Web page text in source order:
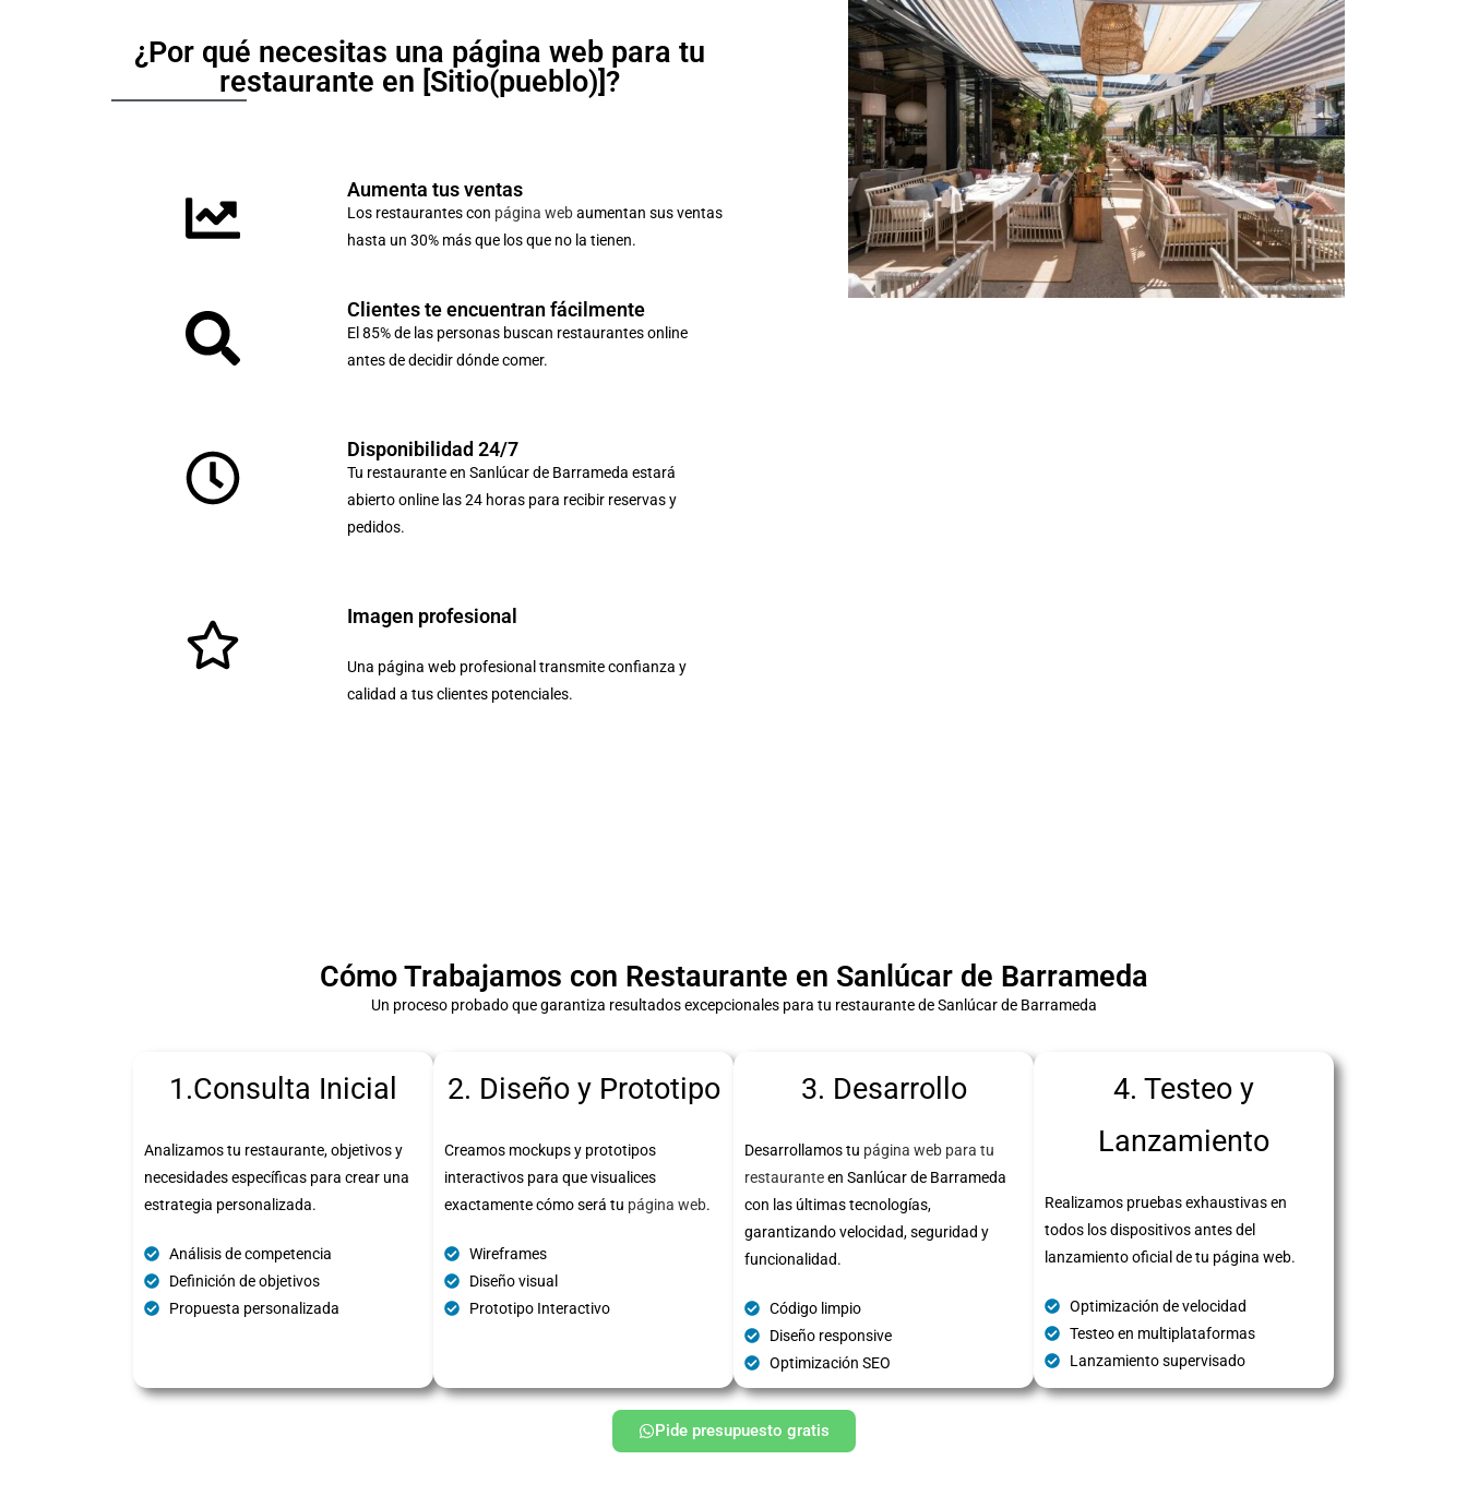
¿Por qué necesitas una página web para tu
restaurante en [Sitio(pueblo)]?
Aumenta tus ventas
Los restaurantes con página webaumentan sus ventas
hasta un 30% más que los que no la tienen.
Clientes te encuentran fácilmente
El 85% de las personas buscan restaurantes online
antes de decidir dónde comer.
Disponibilidad 24/7
Tu restaurante en Sanlúcar de Barrameda estará
abierto online las 24 horas para recibir reservas y
pedidos.
Imagen profesional
Una página web profesional transmite confianza y
calidad a tus clientes potenciales.
Cómo Trabajamos con Restaurante en Sanlúcar de Barrameda
Un proceso probado que garantiza resultados excepcionales para tu restaurante de Sanlúcar de Barrameda
1.Consulta Inicial
Analizamos tu restaurante, objetivos y
necesidades específicas para crear una
estrategia personalizada.
Análisis de competencia
Definición de objetivos
Propuesta personalizada
2. Diseño y Prototipo
Creamos mockups y prototipos
interactivos para que visualices
exactamente cómo será tu página web.
Wireframes
Diseño visual
Prototipo Interactivo
3. Desarrollo
Desarrollamos tu página web para tu
restauranteen Sanlúcar de Barrameda
con las últimas tecnologías,
garantizando velocidad, seguridad y
funcionalidad.
Código limpio
Diseño responsive
Optimización SEO
4. Testeo y
Lanzamiento
Realizamos pruebas exhaustivas en
todos los dispositivos antes del
lanzamiento oficial de tu página web.
Optimización de velocidad
Testeo en multiplataformas
Lanzamiento supervisado
Pide presupuesto gratis